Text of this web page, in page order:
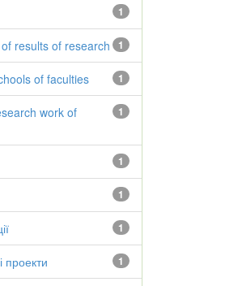
1
1
results of research
1
of faculties
1
work of
1
1
1
1
проекти